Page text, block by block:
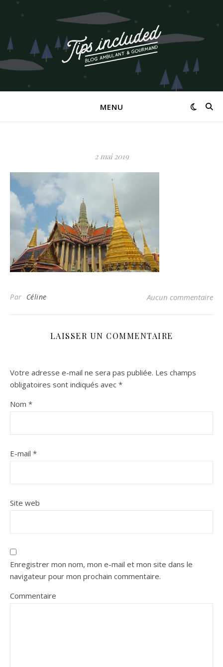
MENU
2 mai 2019
Par Céline Aucun commentaire
LAISSER UN COMMENTAIRE
Votre adresse e-mail ne sera pas publiée. Les champs
obligatoires sont indiqués avec *
Nom *
E-mail *
Site web
Enregistrer mon nom, mon e-mail et mon site dans le
navigateur pour mon prochain commentaire.
Commentaire